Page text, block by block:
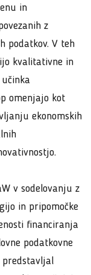
in
z
podatkov. V teh
kvalitativne in
omenjajo kot
ekonomskih
v sodelovanju z
in pripomočke
financiranja
podatkovne